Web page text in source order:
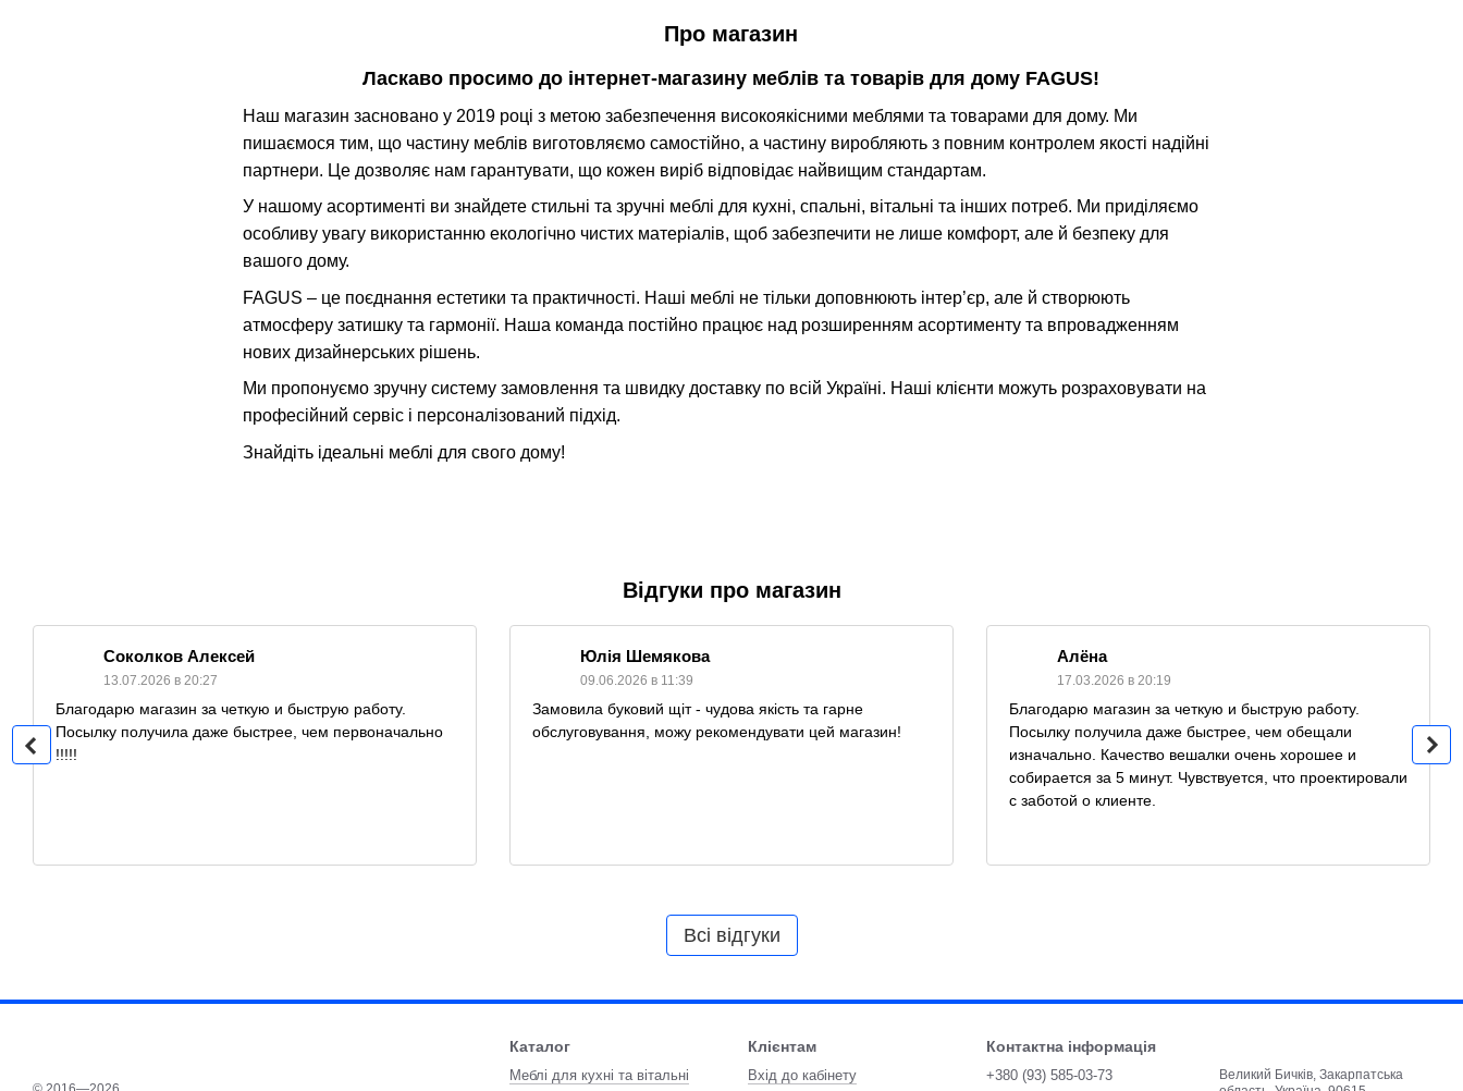
Про магазин
Ласкаво просимо до інтернет-магазину меблів та товарів для дому FAGUS!
Наш магазин засновано у 2019 році з метою забезпечення високоякісними меблями та товарами для дому. Ми
пишаємося тим, що частину меблів виготовляємо самостійно, а частину виробляють з повним контролем якості надійні
партнери. Це дозволяє нам гарантувати, що кожен виріб відповідає найвищим стандартам.
У нашому асортименті ви знайдете стильні та зручні меблі для кухні, спальні, вітальні та інших потреб. Ми приділяємо
особливу увагу використанню екологічно чистих матеріалів, щоб забезпечити не лише комфорт, але й безпеку для
вашого дому.
FAGUS – це поєднання естетики та практичності. Наші меблі не тільки доповнюють інтер’єр, але й створюють
атмосферу затишку та гармонії. Наша команда постійно працює над розширенням асортименту та впровадженням
нових дизайнерських рішень.
Ми пропонуємо зручну систему замовлення та швидку доставку по всій Україні. Наші клієнти можуть розраховувати на
професійний сервіс і персоналізований підхід.
Знайдіть ідеальні меблі для свого дому!
Відгуки про магазин
Соколков Алексей
13.07.2026 в 20:27
Благодарю магазин за четкую и быструю работу.
Посылку получила даже быстрее, чем первоначально
!!!!!
Юлія Шемякова
09.06.2026 в 11:39
Замовила буковий щіт - чудова якість та гарне
обслуговування, можу рекомендувати цей магазин!
Алёна
17.03.2026 в 20:19
Благодарю магазин за четкую и быструю работу.
Посылку получила даже быстрее, чем обещали
изначально. Качество вешалки очень хорошее и
собирается за 5 минут. Чувствуется, что проектировали
с заботой о клиенте.
Всі відгуки
Каталог
Меблі для кухні та вітальні
Клієнтам
Вхід до кабінету
Контактна інформація
+380 (93) 585-03-73
Великий Бичків, Закарпатська